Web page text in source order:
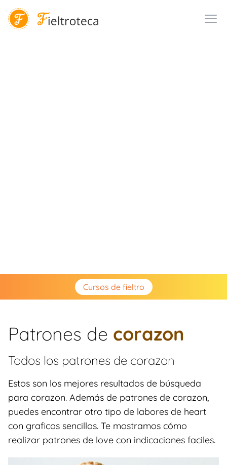
Cursos de fieltro
Patrones de corazon
Todos los patrones de corazon
Estos son los mejores resultados de búsqueda
para corazon. Además de patrones de corazon,
puedes encontrar otro tipo de labores de heart
con graficos sencillos. Te mostramos cómo
realizar patrones de love con indicaciones faciles.